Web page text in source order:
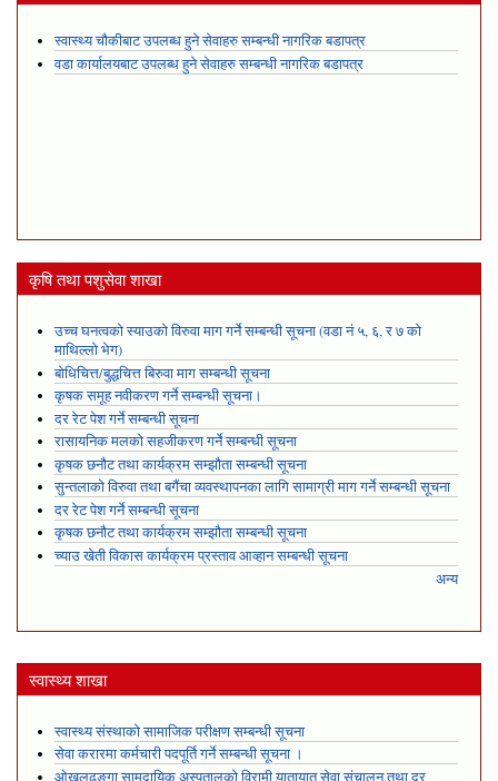
स्वास्थ्य चौकीबाट उपलब्ध हुने सेवाहरु सम्बन्धी नागरिक बडापत्र
वडा कार्यालयबाट उपलब्ध हुने सेवाहरु सम्बन्धी नागरिक बडापत्र
कृषि तथा पशुसेवा शाखा
उच्च घनत्वको स्याउको विरुवा माग गर्ने सम्बन्धी सूचना (वडा नं ५, ६, र ७ को
माथिल्लो भेग)
बोधिचित्त/बुद्धचित्त बिरुवा माग सम्बन्धी सूचना
कृषक समूह नवीकरण गर्ने सम्बन्धी सूचना।
दर रेट पेश गर्ने सम्बन्धी सूचना
रासायनिक मलको सहजीकरण गर्ने सम्बन्धी सूचना
कृषक छनौट तथा कार्यक्रम सम्झौता सम्बन्धी सूचना
सुन्तलाको विरुवा तथा बगैंचा व्यवस्थापनका लागि सामाग्री माग गर्ने सम्बन्धी सूचना
दर रेट पेश गर्ने सम्बन्धी सूचना
कृषक छनौट तथा कार्यक्रम सम्झौता सम्बन्धी सूचना
च्याउ खेती विकास कार्यक्रम प्रस्ताव आव्हान सम्बन्धी सूचना
अन्य
स्वास्थ्य शाखा
स्वास्थ्य संस्थाको सामाजिक परीक्षण सम्बन्धी सूचना
सेवा करारमा कर्मचारी पदपूर्ति गर्ने सम्बन्धी सूचना ।
ओखलढुङ्गा सामुदायिक अस्पतालको विरामी यातायात सेवा संचालन तथा दर